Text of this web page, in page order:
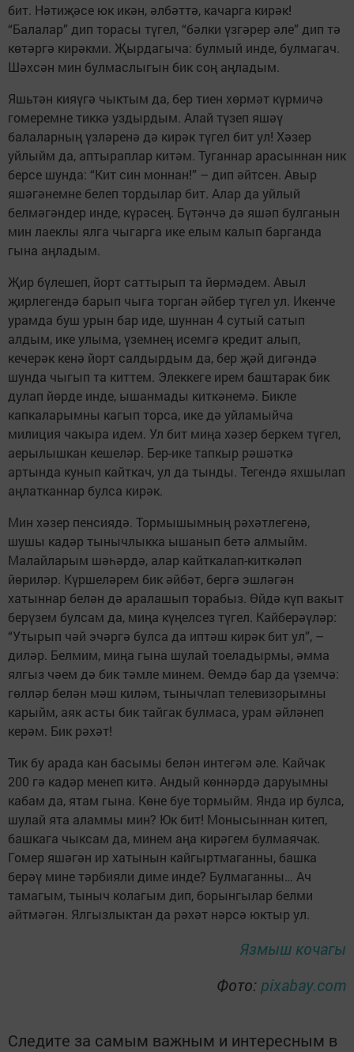
бит. Нәтиҗәсе юк икән, әлбәттә, качарга кирәк!
“Балалар” дип торасы түгел, “бәлки үзгәрер әле” дип тә
көтәргә кирәкми. Җырдагыча: булмый инде, булмагач.
Шәхсән мин булмаслыгын бик соң аңладым.
Яшьтән кияүгә чыктым да, бер тиен хөрмәт күрмичә
гомеремне тиккә уздырдым. Алай түзеп яшәү
балаларның үзләренә дә кирәк түгел бит ул! Хәзер
уйлыйм да, аптыраплар китәм. Туганнар арасыннан ник
берсе шунда: “Кит син моннан!” – дип әйтсен. Авыр
яшәгәнемне белеп тордылар бит. Алар да уйлый
белмәгәндер инде, күрәсең. Бүтәнчә дә яшәп булганын
мин лаеклы ялга чыгарга ике елым калып барганда
гына аңладым.
Җир бүлешеп, йорт саттырып та йөрмәдем. Авыл
җирлегендә барып чыга торган әйбер түгел ул. Икенче
урамда буш урын бар иде, шуннан 4 сутый сатып
алдым, ике улыма, үземнең исемгә кредит алып,
кечерәк кенә йорт салдырдым да, бер җәй дигәндә
шунда чыгып та киттем. Элеккеге ирем баштарак бик
дулап йөрде инде, ышанмады киткәнемә. Бикле
капкаларымны кагып торса, ике дә уйламыйча
милиция чакыра идем. Ул бит миңа хәзер беркем түгел,
аерылышкан кешеләр. Бер-ике тапкыр рәшәткә
артында кунып кайткач, ул да тынды. Тегендә яхшылап
аңлатканнар булса кирәк.
Мин хәзер пенсиядә. Тормышымның рәхәтлегенә,
шушы кадәр тынычлыкка ышанып бетә алмыйм.
Малайларым шәһәрдә, алар кайткалап-киткәләп
йөриләр. Күршеләрем бик әйбәт, бергә эшләгән
хатыннар белән дә аралашып торабыз. Өйдә күп вакыт
берүзем булсам да, миңа күңелсез түгел. Кайберәүләр:
“Утырып чәй эчәргә булса да иптәш кирәк бит ул”, –
диләр. Белмим, миңа гына шулай тоеладырмы, әмма
ялгыз чәем дә бик тәмле минем. Өемдә бар да үземчә:
гөлләр белән мәш киләм, тынычлап телевизорымны
карыйм, аяк асты бик тайгак булмаса, урам әйләнеп
керәм. Бик рәхәт!
Тик бу арада кан басымы белән интегәм әле. Кайчак
200 гә кадәр менеп китә. Андый көннәрдә даруымны
кабам да, ятам гына. Көне буе тормыйм. Янда ир булса,
шулай ята аламмы мин? Юк бит! Монысыннан китеп,
башкага чыксам да, минем аңа кирәгем булмаячак.
Гомер яшәгән ир хатынын кайгыртмаганны, башка
берәү мине тәрбияли диме инде? Булмаганны… Ач
тамагым, тыныч колагым дип, борынгылар белми
әйтмәгән. Ялгызлыктан да рәхәт нәрсә юктыр ул.
Язмыш кочагы
Фото: pixabay.com
Следите за самым важным и интересным в